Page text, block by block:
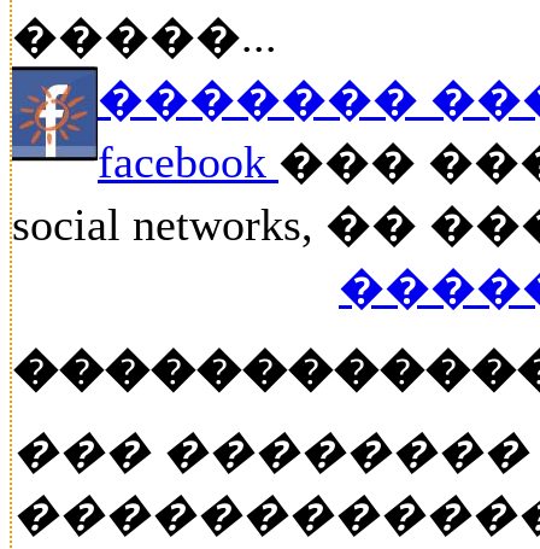
�����...
�������
facebook ���
social networks,
���